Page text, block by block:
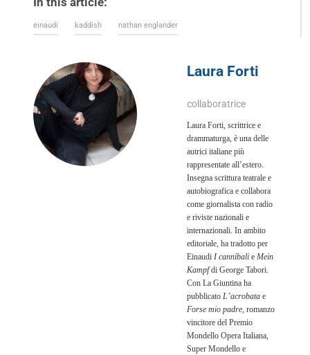
In this article:
einaudi kaddish nathan englander
Laura Forti
collaboratrice
Laura Forti, scrittrice e
drammaturga, è una delle
autrici italiane più
rappresentate all’estero.
Insegna scrittura teatrale e
auto­biografica e collabora
come giornalista con radio
e riviste nazionali e
internazionali. In ambito
editoriale, ha tradotto per
Einaudi I cannibali e Mein
Kampfdi George Tabori.
Con La Giuntina ha
pubblicato L’acrobata e
Forse mio padre, romanzo
vincitore del Premio
Mondello Opera Italiana,
Super Mondello e